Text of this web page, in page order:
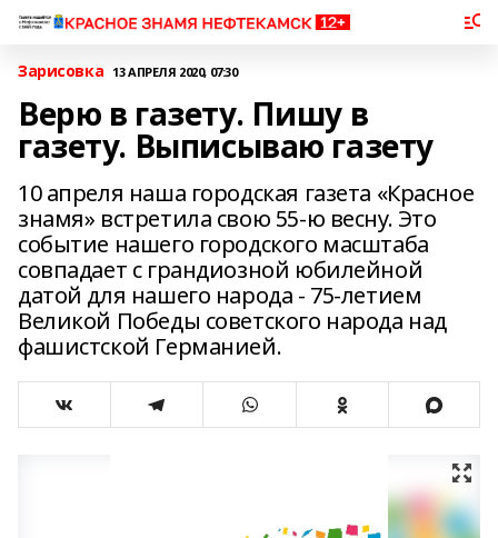
Зарисовка 13 АПРЕЛЯ 2020, 07:30
Верю в газету. Пишу в
газету. Выписываю газету
10 апреля наша городская газета «Красное
знамя» встретила свою 55-ю весну. Это
событие нашего городского масштаба
совпадает с грандиозной юбилейной
датой для нашего народа - 75-летием
Великой Победы советского народа над
фашистской Германией.